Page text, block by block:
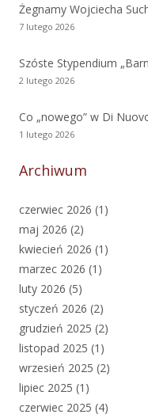
Żegnamy Wojciecha
7 lutego 2026
Szóste Stypendium
2 lutego 2026
Co „nowego” w Di
1 lutego 2026
Archiwum
czerwiec 2026 (1)
maj 2026 (2)
kwiecień 2026 (1)
marzec 2026 (1)
luty 2026 (5)
styczeń 2026 (2)
grudzień 2025 (2)
listopad 2025 (1)
wrzesień 2025 (2)
lipiec 2025 (1)
czerwiec 2025 (4)